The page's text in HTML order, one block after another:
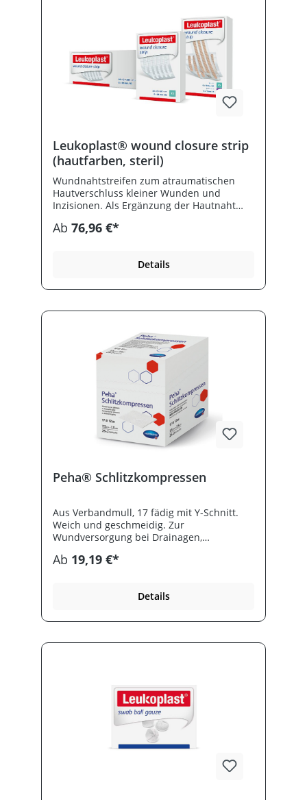
Leukoplast® wound closure strip
(hautfarben, steril)
Wundnahtstreifen zum atraumatischen
Hautverschluss kleiner Wunden und
Inzisionen. Als Ergänzung der Hautnaht
transparente Applikationskarte.
Ab 76,96 €*
Details
Peha® Schlitzkompressen
Aus Verbandmull, 17 fädig mit Y-Schnitt.
Weich und geschmeidig. Zur
Wundversorgung bei Drainagen,
eingesiegelt zu 2 Stück.
Ab 19,19 €*
Details